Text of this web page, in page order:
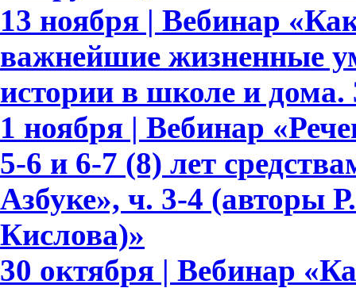
13 ноября | Вебинар
важнейшие жизненные
истории в школе и дома.
1 ноября | Вебинар
5-6 и 6-7 (8) лет
Азбуке», ч. 3-4 (авторы
Кислова)»
30 октября | Вебинар